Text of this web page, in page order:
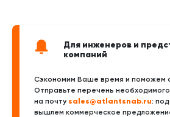
Для инженеров и
компаний
Сэкономим Ваше время и поможем
Отправьте перечень
на почту sales@atlantsnab.ru:
вышлем коммерческое